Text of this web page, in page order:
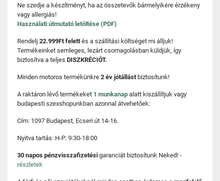
Ne szedje a készítményt, ha az összetevők bármelyikére érzékeny
vagy allergiás!
Használati útmutató letöltése (PDF)
Rendelj 22.999Ft felettés a szállítási költséget mi álljuk!
Termékeinket semleges, lezárt csomagolásban küldjük, így
biztosítva a teljes DISZKRÉCIÓT.
Minden motoros termékünkre 2 év jótállást biztosítunk!
A raktáron lévő termékeket 1 munkanap alatt kiszállítjuk vagy
budapesti szexshopunkban azonnal átvehetőek:
Cím: 1097 Budapest, Ecseri út 14-16.
Nyitva tartás: H-P: 9:30-18:00
30 napos pénzvisszafizetési garanciát biztosítunk Neked! -
részletek